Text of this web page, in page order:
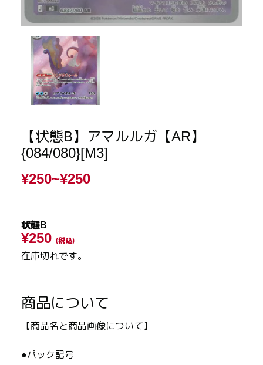
【状態B】アマルルガ【AR】
{084/080}[M3]
¥250~¥250
状態B
¥250 (税込)
在庫切れです。
商品について
【商品名と商品画像について】
●パック記号